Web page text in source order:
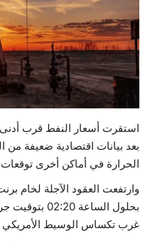
فيديو
حياة
استقرت أسعار النفط قرب أدنى
بعد بيانات اقتصادية ضعيفة من
الحرارة في أماكن أخرى
بحلول الساعة
غرب تكساس الوسيط الأمريكي 2 سنتات إلى 73.19 دولارا.